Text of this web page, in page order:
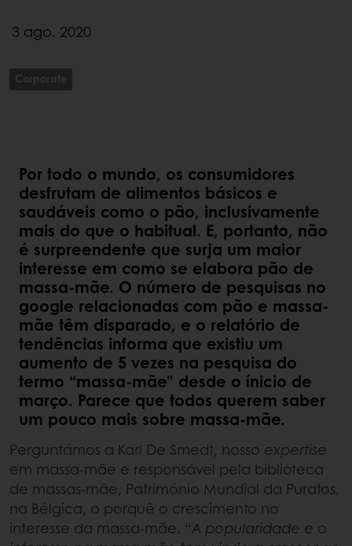
3 ago. 2020
Corporate
Por todo o mundo, os consumidores
desfrutam de alimentos básicos e
saudáveis como o pão, inclusivamente
mais do que o habitual. E, portanto, não
é surpreendente que surja um maior
interesse em como se elabora pão de
massa-mãe. O número de pesquisas no
google relacionadas com pão e massa-
mãe têm disparado, e o relatório de
tendências informa que existiu um
aumento de 5 vezes na pesquisa do
termo “massa-mãe” desde o ínicio de
março. Parece que todos querem saber
um pouco mais sobre massa-mãe.
Perguntámos a Karl De Smedt, nosso expertise
em massa-mãe e responsável pela biblioteca
de massas-mãe, Património Mundial da Puratos,
na Bélgica, o porquê o crescimento no
interesse da massa-mãe. “A popularidade e o